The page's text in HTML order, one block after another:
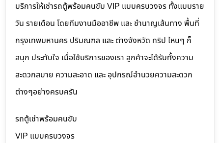
บริการให้เช่ารถตู้พร้อมคนขับ VIP แบบครบวงจร ทั้งแบบราย
วัน รายเดือน โดยทีมงานมืออาชีพ และ ชำนาญเส้นทาง พื้นที่
กรุงเทพมหานคร ปริมณฑล และ ต่างจังหวัด ทริป ไหนๆ ก็
สนุก ประทับใจ เมื่อใช้บริการของเรา ลูกค้าจะได้รับทั้งความ
สะดวกสบาย ความสะอาด และ อุปกรณ์อำนวยความสะดวก
ต่างๆอย่างครบครัน
รถตู้เช่าพร้อมคนขับ
VIP แบบครบวงจร